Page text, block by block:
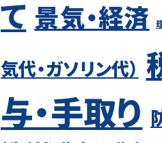
て 景気・経済
気代・ガソリン代）
与・手取り